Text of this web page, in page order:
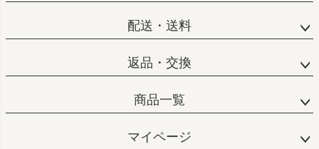
配送・送料
返品・交換
商品一覧
マイページ